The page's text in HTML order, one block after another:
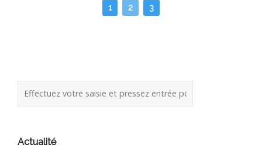
1 2 3
Actualité